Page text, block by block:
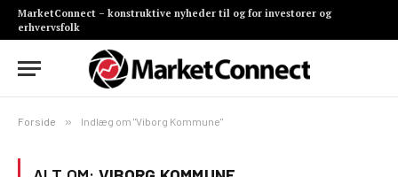
MarketConnect – konstruktive nyheder til og for investorer og
erhvervsfolk
Forside » Indlæg om "Viborg Kommune"